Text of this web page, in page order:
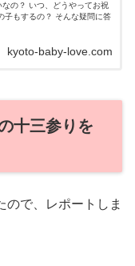
の？ いつ、どうやってお祝
子もするの？ そんな疑問に答
kyoto-baby-love.com
十三参りを
ので、レポートしま